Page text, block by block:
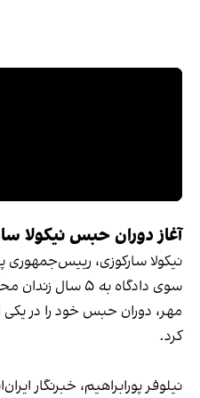
آغاز دوران حبس نیکولا
نیکولا سارکوزی، رییس‌جمهوری
مهر، دوران حبس خود را در یکی
کرد.
نیلوفر پورابراهیم، خبرنگار